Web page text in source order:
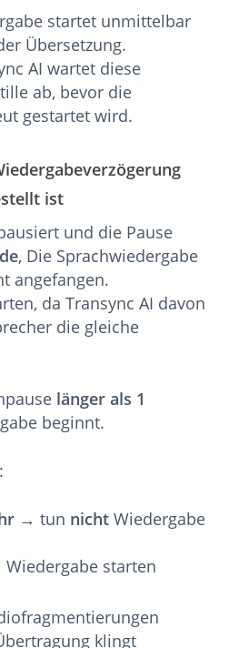
startet unmittelbar
Übersetzung.
AI wartet diese
ab, bevor die
gestartet wird.
ist
und die Pause
, Die Sprachwiedergabe
angefangen.
da Transync AI davon
die gleiche
länger als 1
beginnt.
→ tun nicht Wiedergabe
starten
klingt